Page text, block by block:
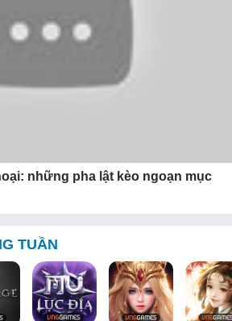
những pha lật kèo ngoạn mục
TUẦN